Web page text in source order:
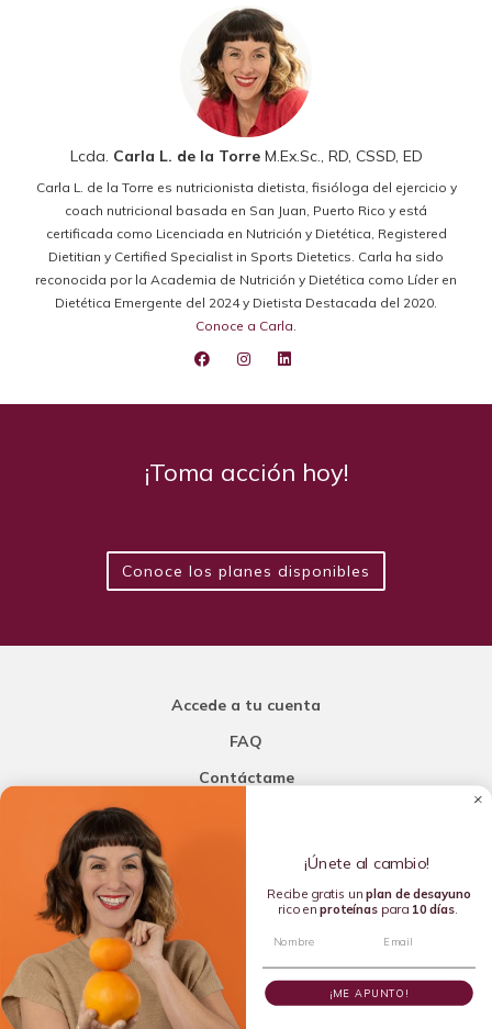
Lcda. Carla L. de la TorreM.Ex.Sc., RD, CSSD, ED
Carla L. de la Torre es nutricionista dietista, fisióloga del ejercicio y
coach nutricional basada en San Juan, Puerto Rico y está
certificada como Licenciada en Nutrición y Dietética, Registered
Dietitian y Certified Specialist in Sports Dietetics. Carla ha sido
reconocida por la Academia de Nutrición y Dietética como Líder en
Dietética Emergente del 2024 y Dietista Destacada del 2020.
Conoce a Carla.
¡Toma acción hoy!
Conoce los planes disponibles
Accede a tu cuenta
FAQ
Contáctame
Añade una porción de inteligencia a tu nutrición
Copyright © 2016-2026 Carla L. de la Torre. All rights reserved.
¡Únete al cambio!
Recibe gratis unplan de desayuno
rico enproteínaspara 10 días.
¡ME APUNTO!